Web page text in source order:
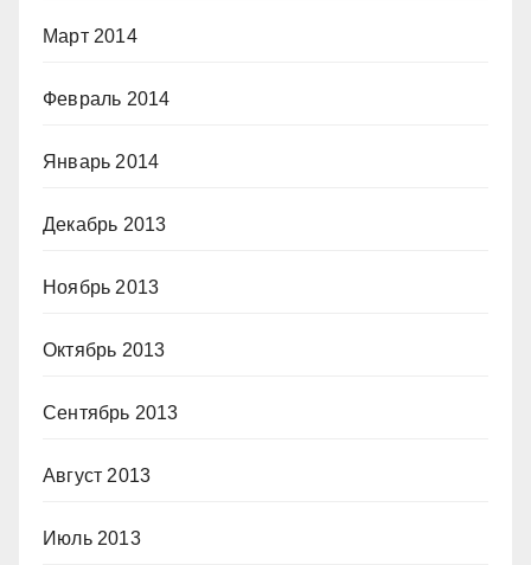
Март 2014
Февраль 2014
Январь 2014
Декабрь 2013
Ноябрь 2013
Октябрь 2013
Сентябрь 2013
Август 2013
Июль 2013